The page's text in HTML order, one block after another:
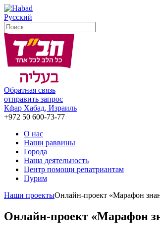
Русский
Обратная связь
отправить запрос
Кфар Хабад, Израиль
+972 50 600-73-77
О нас
Наши раввины
Города
Наша деятельность
Центр помощи репатриантам
Пурим
Наши проектыОнлайн-проект «Марафон
Онлайн-проект «Марафон